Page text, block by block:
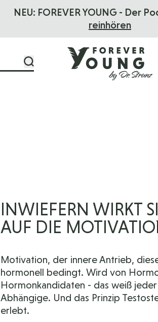
NEU: FOREVER YOUNG - Der
reinhören
INWIEFERN WIRKT
AUF DIE
Motivation, der innere Antrieb,
hormonell bedingt. Wird von
Hormonkandidaten - das weiß
Abhängige. Und das Prinzip
erlebt.